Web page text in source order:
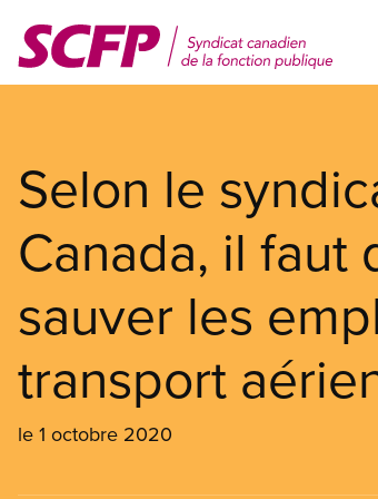
contenu
Selon le
Canada, il faut
sauver les
transport
le 1 octobre 2020